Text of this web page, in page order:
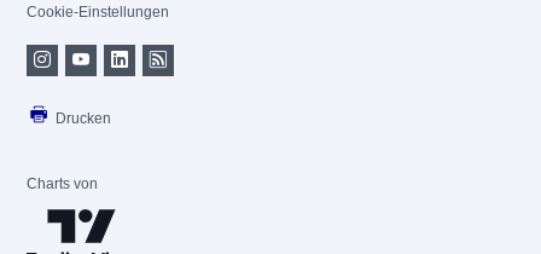
Cookie-Einstellungen
Drucken
Charts von